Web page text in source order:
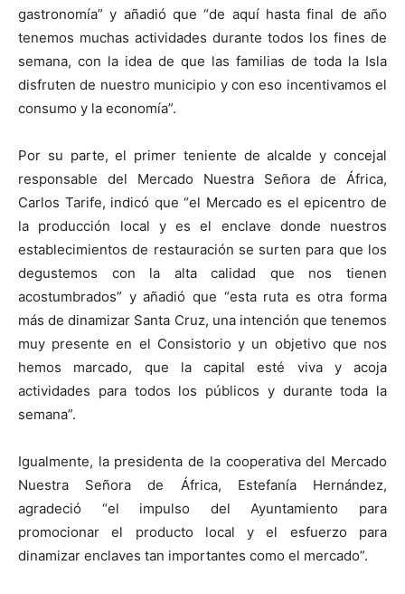
gastronomía” y añadió que “de aquí hasta final de año
tenemos muchas actividades durante todos los fines de
semana, con la idea de que las familias de toda la Isla
disfruten de nuestro municipio y con eso incentivamos el
consumo y la economía”.
Por su parte, el primer teniente de alcalde y concejal
responsable del Mercado Nuestra Señora de África,
Carlos Tarife, indicó que “el Mercado es el epicentro de
la producción local y es el enclave donde nuestros
establecimientos de restauración se surten para que los
degustemos con la alta calidad que nos tienen
acostumbrados” y añadió que “esta ruta es otra forma
más de dinamizar Santa Cruz, una intención que tenemos
muy presente en el Consistorio y un objetivo que nos
hemos marcado, que la capital esté viva y acoja
actividades para todos los públicos y durante toda la
semana”.
Igualmente, la presidenta de la cooperativa del Mercado
Nuestra Señora de África, Estefanía Hernández,
agradeció “el impulso del Ayuntamiento para
promocionar el producto local y el esfuerzo para
dinamizar enclaves tan importantes como el mercado”.